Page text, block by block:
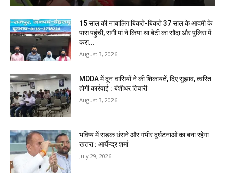
15 साल की नाबालिग बिकते-बिकते 37 साल के आदमी के
पास पहुंची, सगी मां ने किया था बेटी का सौदा और पुलिस में
करा...
August 3, 2026
MDDA में दून वासियों ने की शिकायतें, दिए सुझाव, त्वरित
होगी कार्रवाई : बंशीधर तिवारी
August 3, 2026
भविष्य में सड़क धंसने और गंभीर दुर्घटनाओं का बना रहेगा
खतरा : आर्येन्द्र शर्मा
July 29, 2026